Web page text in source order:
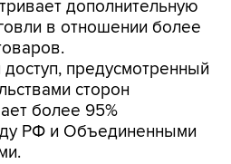
предусмотренный
сторон
более 95%
РФ и Объединенными
условия для